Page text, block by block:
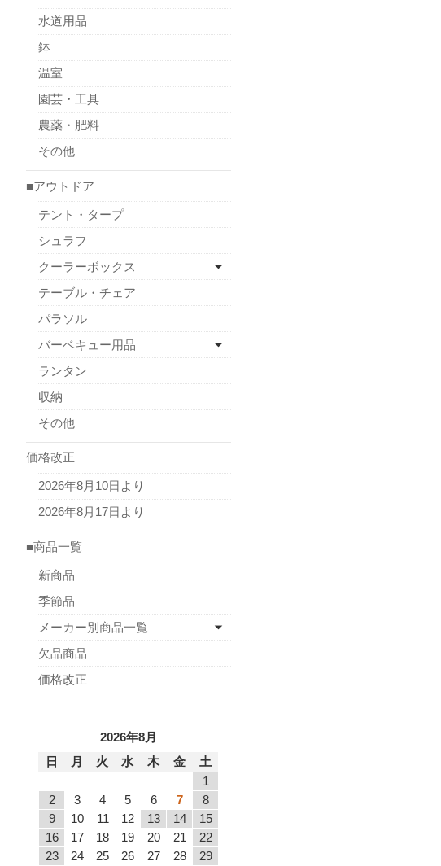
水道用品
鉢
温室
園芸・工具
農薬・肥料
その他
■アウトドア
テント・タープ
シュラフ
クーラーボックス
テーブル・チェア
パラソル
バーベキュー用品
ランタン
収納
その他
価格改正
2026年8月10日より
2026年8月17日より
■商品一覧
新商品
季節品
メーカー別商品一覧
欠品商品
価格改正
2026年8月
日
月 火 水 木 金
土
1
2
3 4 5 6 7
8
9
10 11 12 13 14
15
16
17 18 19 20 21
22
23
24 25 26 27 28
29